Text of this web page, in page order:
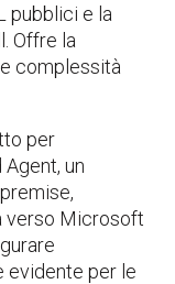
pubblici e la
Offre la
complessità
per
un
verso Microsoft
evidente per le